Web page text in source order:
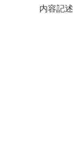
内容記述